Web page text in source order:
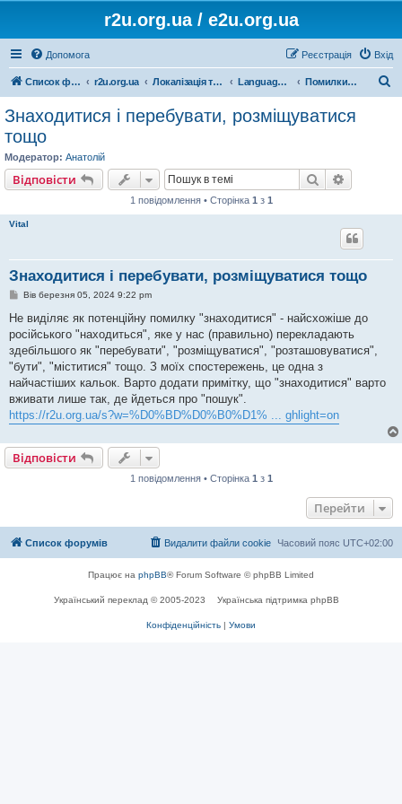
r2u.org.ua / e2u.org.ua
Допомога Вхід
Реєстрація
Список форумів r2u.org.ua Локалізація та програмні засоби LanguageTool Помилки і пропозиції
Знаходитися і перебувати, розміщуватися
тощо
Модератор: Анатолій
Відповісти Пошук
1 повідомлення • Сторінка 1 з 1
Vital
Знаходитися і перебувати, розміщуватися тощо
П
в
д
о
м
л
е
н
я
Вів березня 05, 2024 9:22 pm
Не виділяє як потенційну помилку "знаходитися" - найсхожіше до
російського "находиться", яке у нас (правильно) перекладають
здебільшого як "перебувати", "розміщуватися", "розташовуватися",
"бути", "міститися" тощо. З моїх спостережень, це одна з
найчастіших кальок. Варто додати примітку, що "знаходитися" варто
вживати лише так, де йдеться про "пошук".
https://r2u.org.ua/s?w=%D0%BD%D0%B0%D1% ... ghlight=on
Відповісти
1 повідомлення • Сторінка 1 з 1
Перейти
Список форумів Часовий пояс UTC+02:00
Видалити файли cookie
Працює на phpBB® Forum Software © phpBB Limited
Український переклад © 2005-2023 Українська підтримка phpBB
Конфіденційність | Умови